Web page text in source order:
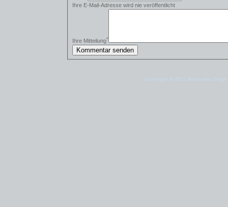
Ihre E-Mail-Adresse wird nie veröffentlicht
Ihre Mitteilung*
Copyright © 2011 Atrium der